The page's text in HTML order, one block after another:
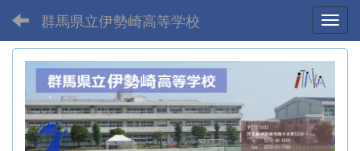
群馬県立伊勢崎高等学校